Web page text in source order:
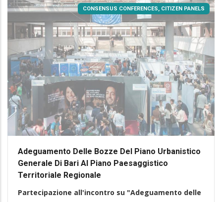
CONSENSUS CONFERENCES, CITIZEN PANELS
Adeguamento Delle Bozze Del Piano Urbanistico
Generale Di Bari Al Piano Paesaggistico
Territoriale Regionale
Partecipazione all'incontro su "Adeguamento delle